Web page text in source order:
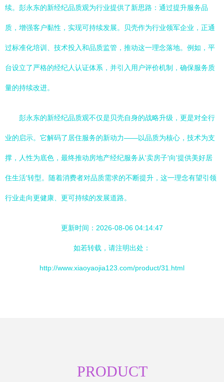
续。彭永东的新经纪品质观为行业提供了新思路：通过提升服务品
质，增强客户黏性，实现可持续发展。贝壳作为行业领军企业，正通
过标准化培训、技术投入和品质监管，推动这一理念落地。例如，平
台设立了严格的经纪人认证体系，并引入用户评价机制，确保服务质
量的持续改进。
彭永东的新经纪品质观不仅是贝壳自身的战略升级，更是对全行
业的启示。它解码了居住服务的新动力——以品质为核心，技术为支
撑，人性为底色，最终推动房地产经纪服务从'卖房子'向'提供美好居
住生活'转型。随着消费者对品质需求的不断提升，这一理念有望引领
行业走向更健康、更可持续的发展道路。
更新时间：2026-08-06 04:14:47
如若转载，请注明出处：
http://www.xiaoyaojia123.com/product/31.html
PRODUCT